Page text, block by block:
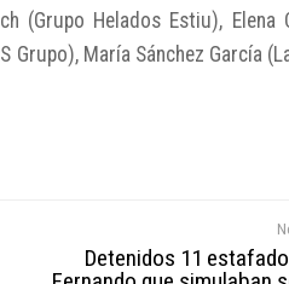
(Grupo Helados Estiu), Elena
Grupo), María Sánchez García
Detenidos 11